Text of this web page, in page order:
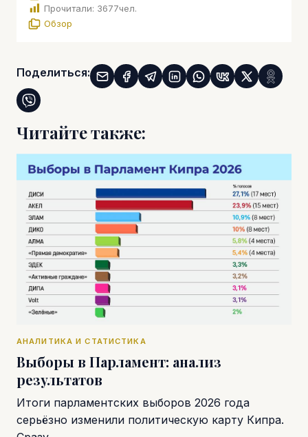
Прочитали: 3677чел.
Обзор
Поделиться:
Читайте также:
АНАЛИТИКА И СТАТИСТИКА
Выборы в Парламент: анализ
результатов
Итоги парламентских выборов 2026 года
серьёзно изменили политическую карту Кипра.